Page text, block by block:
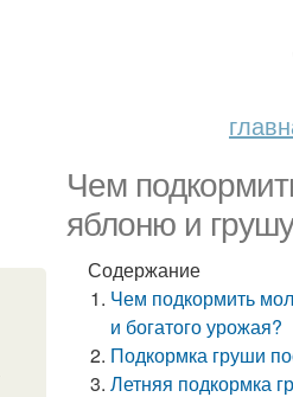
Чем
яблоню и
Содержание
Чем подкормить
и богатого урожая?
Подкормка груши
Летняя подкормка